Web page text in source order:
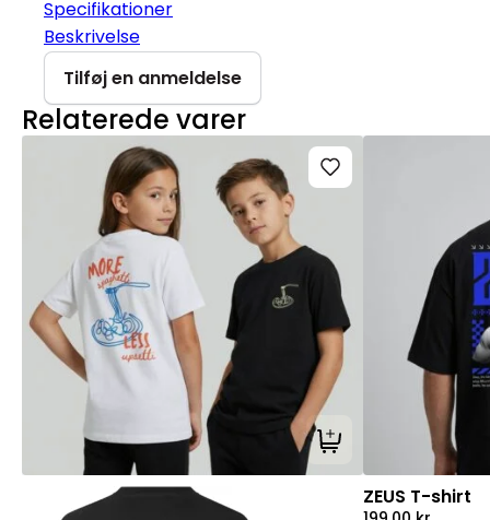
Specifikationer
Beskrivelse
Tilføj en anmeldelse
Relaterede varer
Tilføj til kurv
ZEUS T-shirt